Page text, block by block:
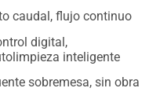
caudal, flujo continuo
digital,
inteligente
sobremesa, sin obra